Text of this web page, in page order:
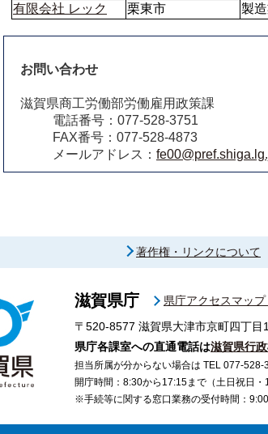
有限会社 レック
栗東市 製
お問い合わせ
滋賀県商工労働部労働雇用政策課
電話番号：077-528-3751
FAX番号：077-528-4873
メールアドレス：
著作権・リンクについて
滋賀県庁
県庁アクセスマッ
〒520-8577 滋賀県大津市京町四丁目
県庁各課室への直通電話は滋賀県行
担当所属が分からない場合は TEL 077-528-
開庁時間：8:30から17:15まで（土日祝日・
※手続等に関する窓口業務の受付時間：